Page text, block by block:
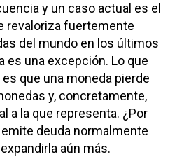
y un caso actual es el
revaloriza fuertemente
del mundo en los últimos
es una excepción. Lo que
que una moneda pierde
y, concretamente,
a la que representa. ¿Por
deuda normalmente
aún más.